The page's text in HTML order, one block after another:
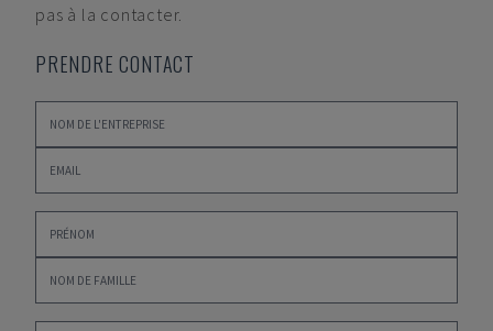
pas à la contacter.
PRENDRE CONTACT